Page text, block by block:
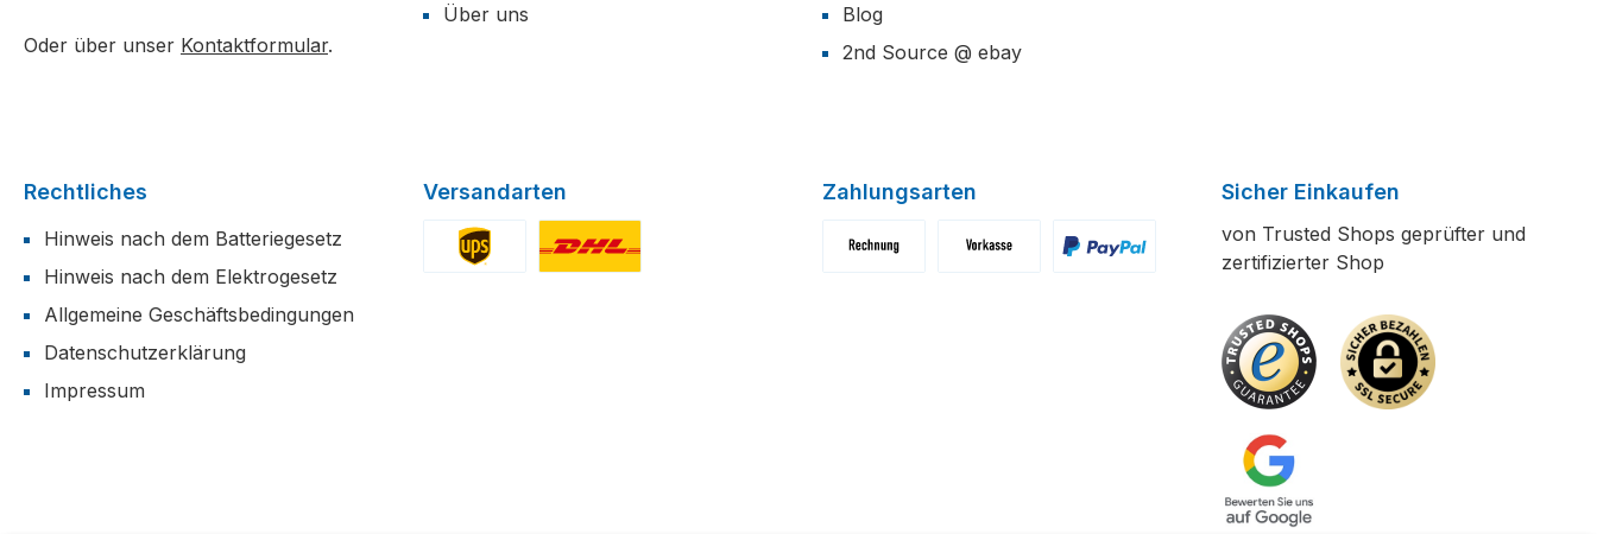
Oder über unser Kontaktformular.
Über uns
Blog
2nd Source @ ebay
Rechtliches
Hinweis nach dem Batteriegesetz
Hinweis nach dem Elektrogesetz
Allgemeine Geschäftsbedingungen
Datenschutzerklärung
Impressum
Versandarten Zahlungsarten Sicher Einkaufen
von Trusted Shops geprüfter und
zertifizierter Shop